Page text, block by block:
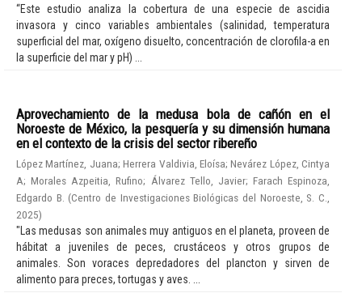
“Este estudio analiza la cobertura de una especie de ascidia
invasora y cinco variables ambientales (salinidad, temperatura
superficial del mar, oxígeno disuelto, concentración de clorofila-a en
la superficie del mar y pH) ...
Aprovechamiento de la medusa bola de cañón en el
Noroeste de México, la pesquería y su dimensión humana
en el contexto de la crisis del sector ribereño
López Martínez, Juana;Herrera Valdivia, Eloísa;Nevárez López, Cintya
A;Morales Azpeitia, Rufino; Álvarez Tello, Javier; Farach Espinoza,
Edgardo B. (Centro de Investigaciones Biológicas del Noroeste, S. C.
2025)
"Las medusas son animales muy antiguos en el planeta, proveen de
hábitat a juveniles de peces, crustáceos y otros grupos de
animales. Son voraces depredadores del plancton y sirven de
alimento para preces, tortugas y aves. ...